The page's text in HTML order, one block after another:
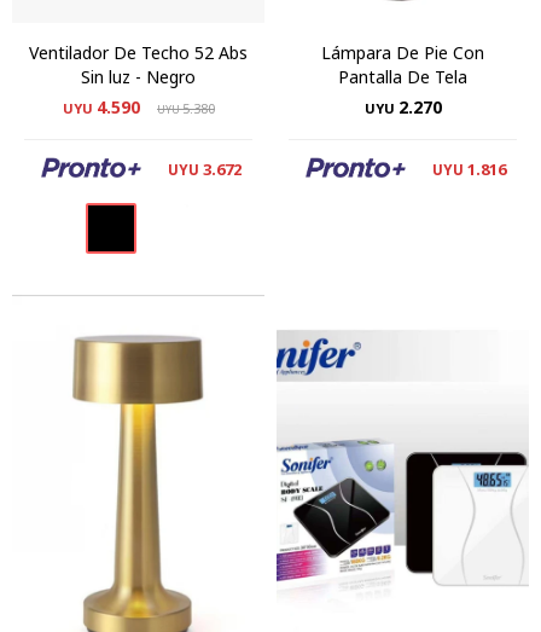
Ventilador De Techo 52 Abs
Sin luz - Negro
UYU 4.590 UYU5.380
UYU 3.672
Lámpara De Pie Con
Pantalla De Tela
UYU 2.270
UYU 1.816